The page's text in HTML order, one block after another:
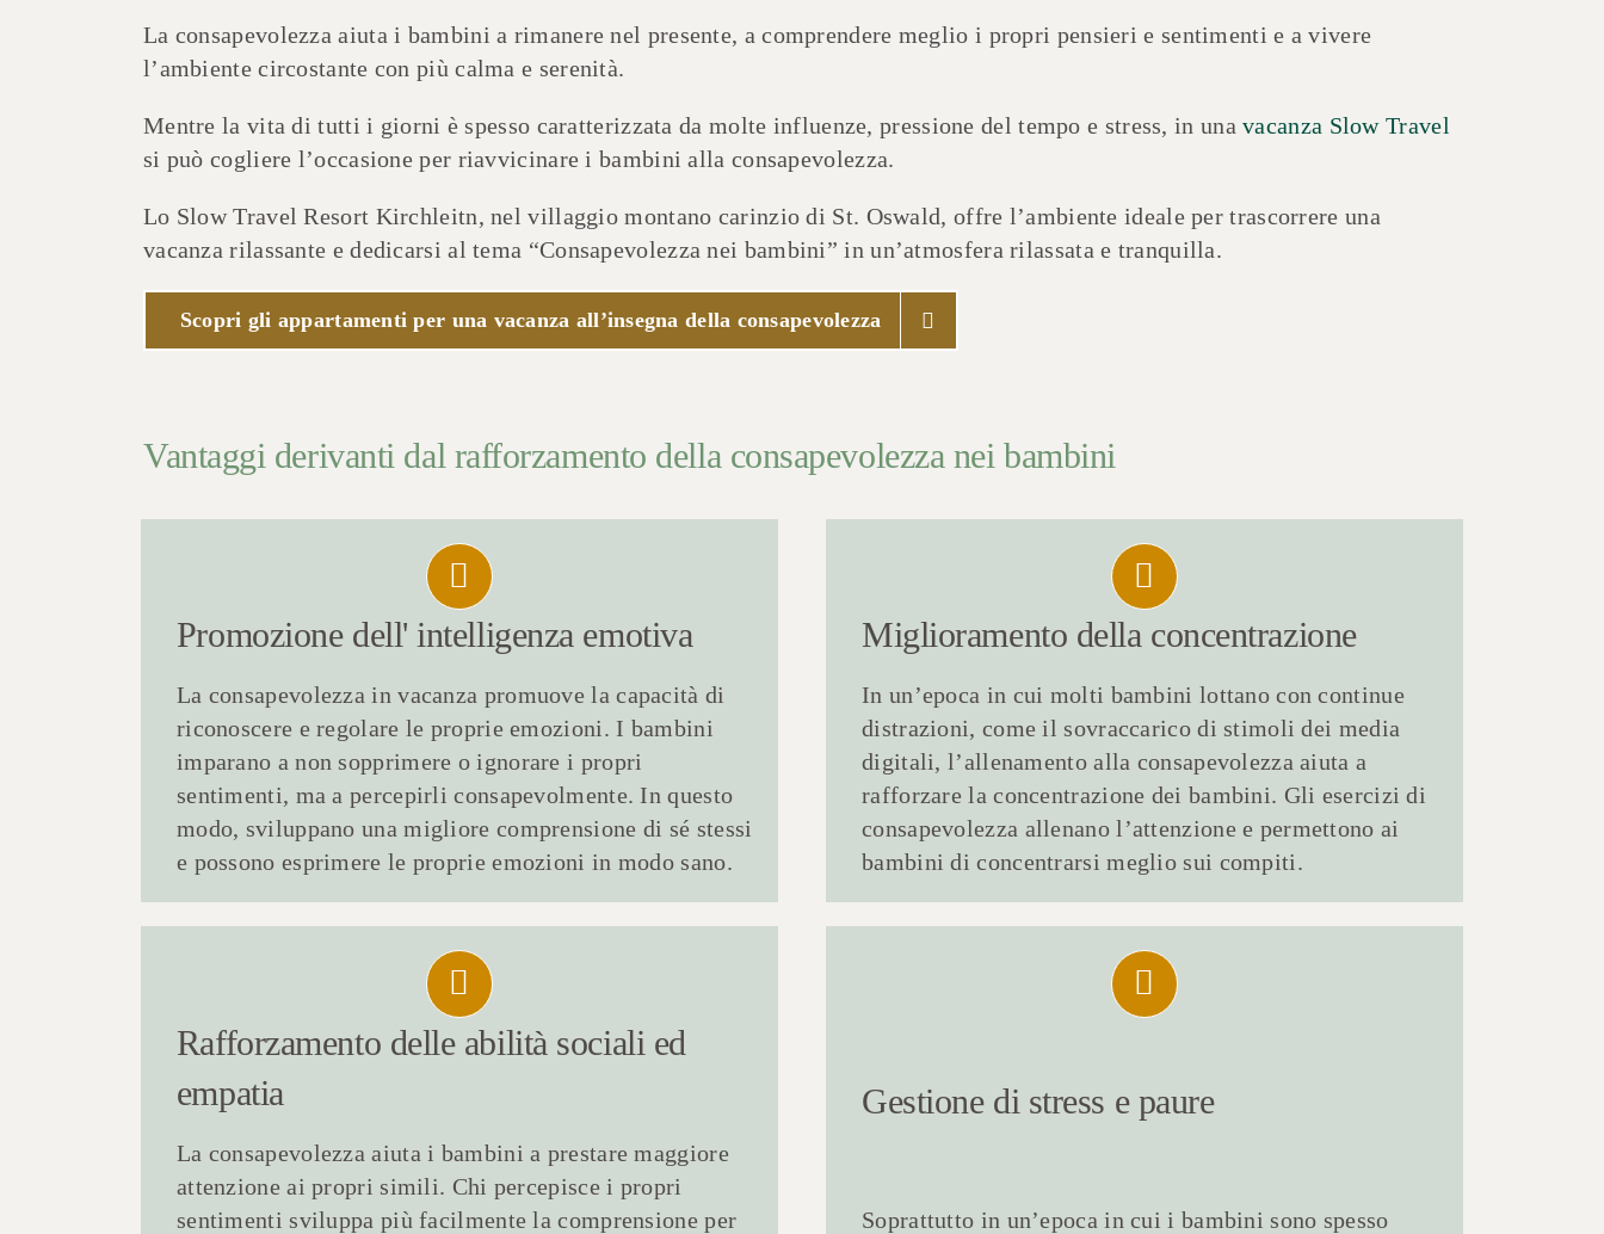
La consapevolezza aiuta i bambini a rimanere nel presente, a comprendere meglio i propri pensieri e sentimenti e a vivere
l’ambiente circostante con più calma e serenità.
Mentre la vita di tutti i giorni è spesso caratterizzata da molte influenze, pressione del tempo e stress, in unavacanza Slow Travel
si può cogliere l’occasione per riavvicinare i bambini alla consapevolezza.
Lo Slow Travel Resort Kirchleitn, nel villaggio montano carinzio di St. Oswald, offre l’ambiente ideale per trascorrere una
vacanza rilassante e dedicarsi al tema “Consapevolezza nei bambini” in un’atmosfera rilassata e tranquilla.
Scopri gli appartamenti per una vacanza all’insegna della consapevolezza
Vantaggi derivanti dal rafforzamento della consapevolezza nei bambini
Promozione dell' intelligenza emotiva
La consapevolezza in vacanza promuove la capacità di
riconoscere e regolare le proprie emozioni. I bambini
imparano a non sopprimere o ignorare i propri
sentimenti, ma a percepirli consapevolmente. In questo
modo, sviluppano una migliore comprensione di sé stessi
e possono esprimere le proprie emozioni in modo sano.
Miglioramento della concentrazione
In un’epoca in cui molti bambini lottano con continue
distrazioni, come il sovraccarico di stimoli dei media
digitali, l’allenamento alla consapevolezza aiuta a
rafforzare la concentrazione dei bambini. Gli esercizi di
consapevolezza allenano l’attenzione e permettono ai
bambini di concentrarsi meglio sui compiti.
Rafforzamento delle abilità sociali ed
empatia
La consapevolezza aiuta i bambini a prestare maggiore
attenzione ai propri simili. Chi percepisce i propri
sentimenti sviluppa più facilmente la comprensione per
Gestione di stress e paure
Soprattutto in un’epoca in cui i bambini sono spesso